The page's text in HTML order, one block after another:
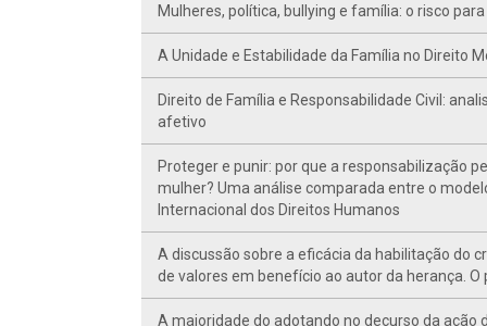
Mulheres, política, bullying e família: o risco
A Unidade e Estabilidade da Família no Direito
Direito de Família e Responsabilidade Civil:
afetivo
Proteger e punir: por que a responsabilização
mulher? Uma análise comparada entre o
Internacional dos Direitos Humanos
A discussão sobre a eficácia da habilitação do
de valores em benefício ao autor da herança.
A maioridade do adotando no decurso da